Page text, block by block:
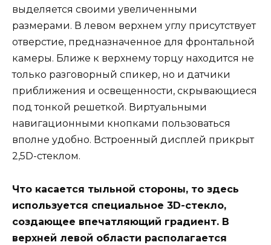
выделяется своими увеличенными
размерами. В левом верхнем углу присутствует
отверстие, предназначенное для фронтальной
камеры. Ближе к верхнему торцу находится не
только разговорный спикер, но и датчики
приближения и освещенности, скрывающиеся
под тонкой решеткой. Виртуальными
навигационными кнопками пользоваться
вполне удобно. Встроенный дисплей прикрыт
2,5D-стеклом.
Что касается тыльной стороны, то здесь
используется специальное 3D-стекло,
создающее впечатляющий градиент. В
верхней левой области располагается